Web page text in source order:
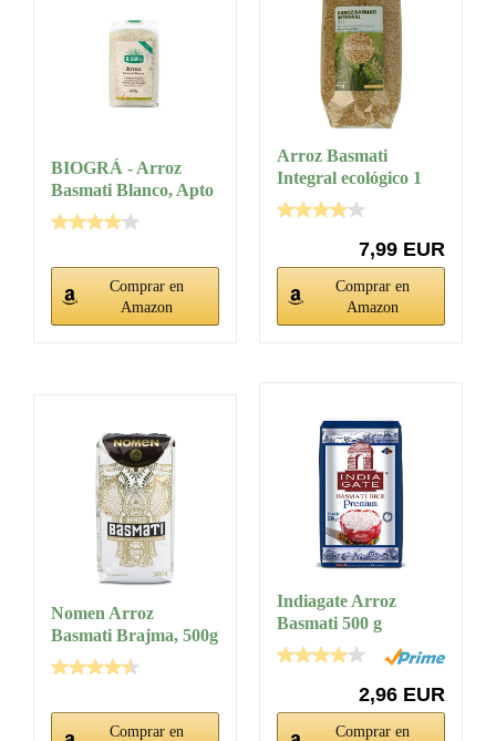
BIOGRÁ - Arroz
Basmati Blanco, Apto
para Veganos,...
Comprar en
Amazon
Arroz Basmati
Integral ecológico 1
kg | bio |...
7,99 EUR
Comprar en
Amazon
Nomen Arroz
Basmati Brajma, 500g
Comprar en
Indiagate Arroz
Basmati 500 g
2,96 EUR
Comprar en